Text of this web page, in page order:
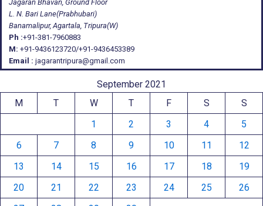
Jagaran Bhavan, Ground Floor
L. N. Bari Lane(Prabhubari)
Banamalipur, Agartala, Tripura(W)
Ph :+91-381-7960883
M: +91-9436123720/+91-9436453389
Email : jagarantripura@gmail.com
September 2021
M
T W T F S
S
1
2 3 4
5
6
7 8 9 10 11
12
13
14 15 16 17 18
19
20
21 22 23 24 25
26